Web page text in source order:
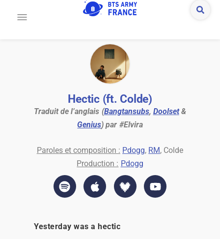
Hectic (ft. Colde)
Traduit de l’anglais (Bangtansubs, Doolset&
Genius) par #Elvira
Paroles et composition : Pdogg, RM, Colde
Production : Pdogg
Yesterday was a hectic